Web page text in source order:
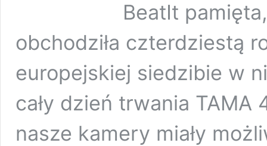
BeatIt
obchodziła czterdziestą
europejskiej siedzibie w
cały dzień trwania
nasze kamery miały